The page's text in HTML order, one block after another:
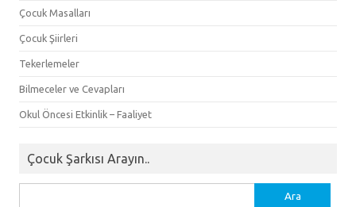
Çocuk Masalları
Çocuk Şiirleri
Tekerlemeler
Bilmeceler ve Cevapları
Okul Öncesi Etkinlik – Faaliyet
Çocuk Şarkısı Arayın..